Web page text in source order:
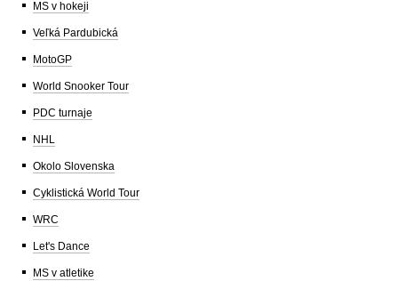
MS v hokeji
Veľká Pardubická
MotoGP
World Snooker Tour
PDC turnaje
NHL
Okolo Slovenska
Cyklistická World Tour
WRC
Let's Dance
MS v atletike